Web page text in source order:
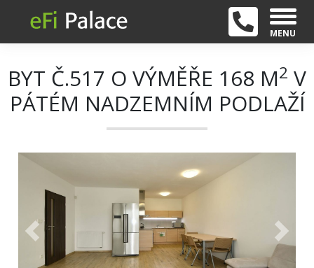
MENU
BYT Č.517 O VÝMĚŘE 168 M2 V
PÁTÉM NADZEMNÍM PODLAŽÍ
Previous Next